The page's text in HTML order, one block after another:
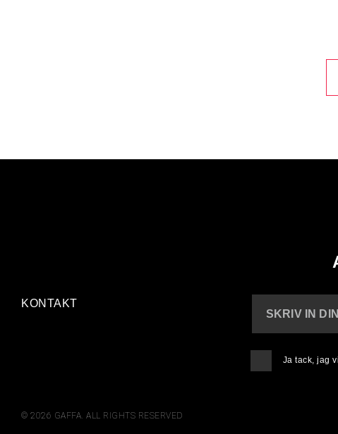
KONTAKT
SKRIV IN
Ja tack, jag
© 2026 GAFFA. ALL RIGHTS RESERVED